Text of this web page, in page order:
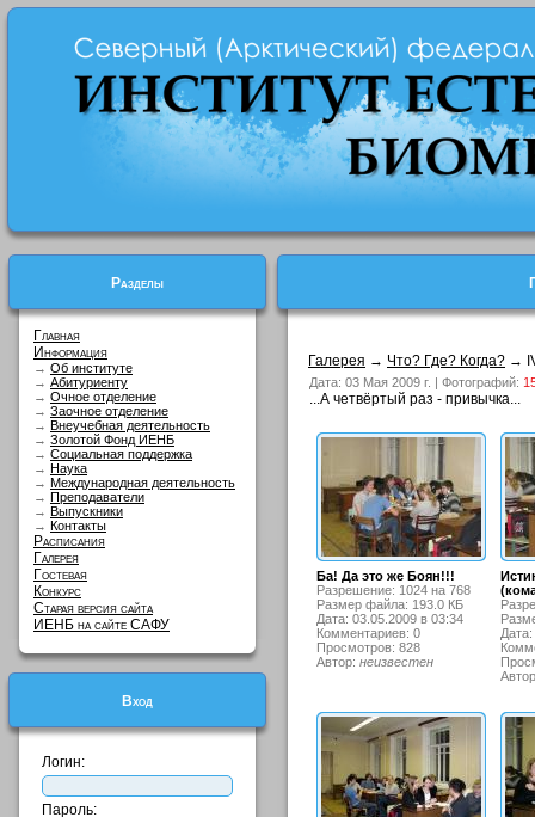
Разделы
Главная
Информация
→ Об институте
→ Абитуриенту
→ Очное отделение
→ Заочное отделение
→ Внеучебная деятельность
→ Золотой Фонд ИЕНБ
→ Социальная поддержка
→ Наука
→ Международная деятельность
→ Преподаватели
→ Выпускники
→ Контакты
Расписания
Галерея
Гостевая
Конкурс
Старая версия сайта
ИЕНБ на сайте САФУ
Вход
Логин:
Пароль:
Галерея → Что? Где? Когда? →
Дата: 03 Мая 2009 г. | Фотографий:
...А четвёртый раз - привычка...
Ба! Да это же Боян!!!
Разрешение: 1024 на 768
Размер файла: 193.0 КБ
Дата: 03.05.2009 в 03:34
Комментариев: 0
Просмотров: 828
Автор: неизвестен